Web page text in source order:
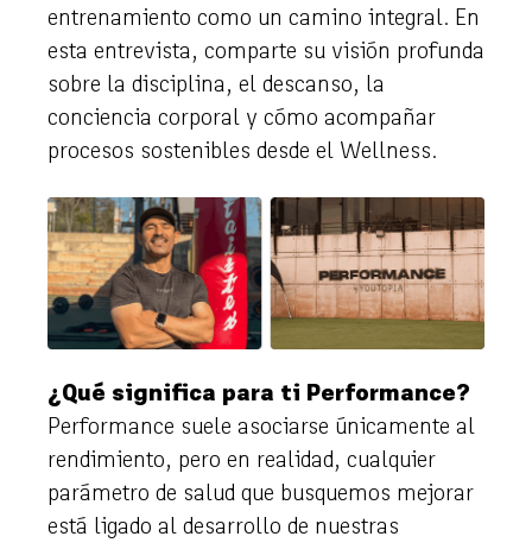
entrenamiento como un camino integral. En
esta entrevista, comparte su visión profunda
sobre la disciplina, el descanso, la
conciencia corporal y cómo acompañar
procesos sostenibles desde el Wellness.
¿Qué significa para ti Performance?
Performance suele asociarse únicamente al
rendimiento, pero en realidad, cualquier
parámetro de salud que busquemos mejorar
está ligado al desarrollo de nuestras